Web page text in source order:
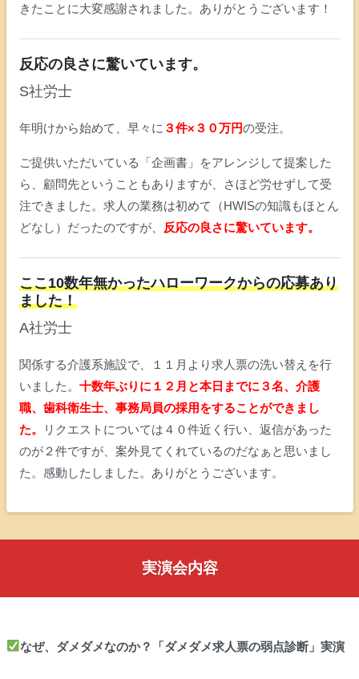
きたことに大変感謝されました。ありがとうございます！
反応の良さに驚いています。
S社労士
年明けから始めて、早々に ３件×３０万円の受注。
ご提供いただいている「企画書」をアレンジして提案した
ら、顧問先ということもありますが、さほど労せずして受
注できました。求人の業務は初めて（HWISの知識もほとん
どなし）だったのですが、
反応の良さに驚いています。
ここ10数年無かったハローワークからの応募あり
ました！
A社労士
関係する介護系施設で、１１月より求人票の洗い替えを行
いました。 十数年ぶりに１２月と本日までに３名、介護
職、歯科衛生士、事務局員の採用をすることができまし
た。
リクエストについては４０件近く行い、返信があった
のが２件ですが、案外見てくれているのだなぁと思いまし
た。感動したしました。ありがとうございます。
実演会内容
なぜ、ダメダメなのか？「ダメダメ求人票の弱点診断」実演